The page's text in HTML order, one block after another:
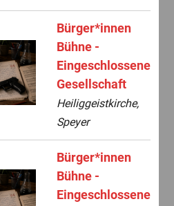
Bürger*innen
Bühne -
Eingeschlossene
Gesellschaft
Heiliggeistkirche,
Speyer
Bürger*innen
Bühne -
Eingeschlossene